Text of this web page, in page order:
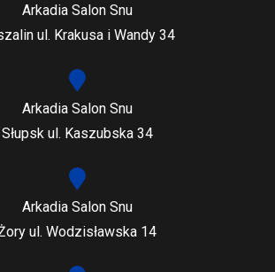
Arkadia Salon Snu
ul. Krakusa i Wandy 34
Arkadia Salon Snu
Słupsk ul. Kaszubska 34
Arkadia Salon Snu
ul. Wodzisławska 14